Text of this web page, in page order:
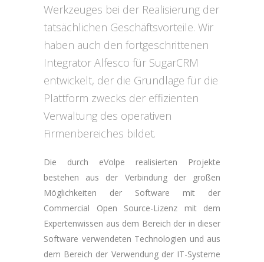
Werkzeuges bei der Realisierung der
tatsächlichen Geschäftsvorteile. Wir
haben auch den fortgeschrittenen
Integrator Alfesco für SugarCRM
entwickelt, der die Grundlage für die
Plattform zwecks der effizienten
Verwaltung des operativen
Firmenbereiches bildet.
Die durch eVolpe realisierten Projekte
bestehen aus der Verbindung der großen
Möglichkeiten der Software mit der
Commercial Open Source-Lizenz mit dem
Expertenwissen aus dem Bereich der in dieser
Software verwendeten Technologien und aus
dem Bereich der Verwendung der IT-Systeme